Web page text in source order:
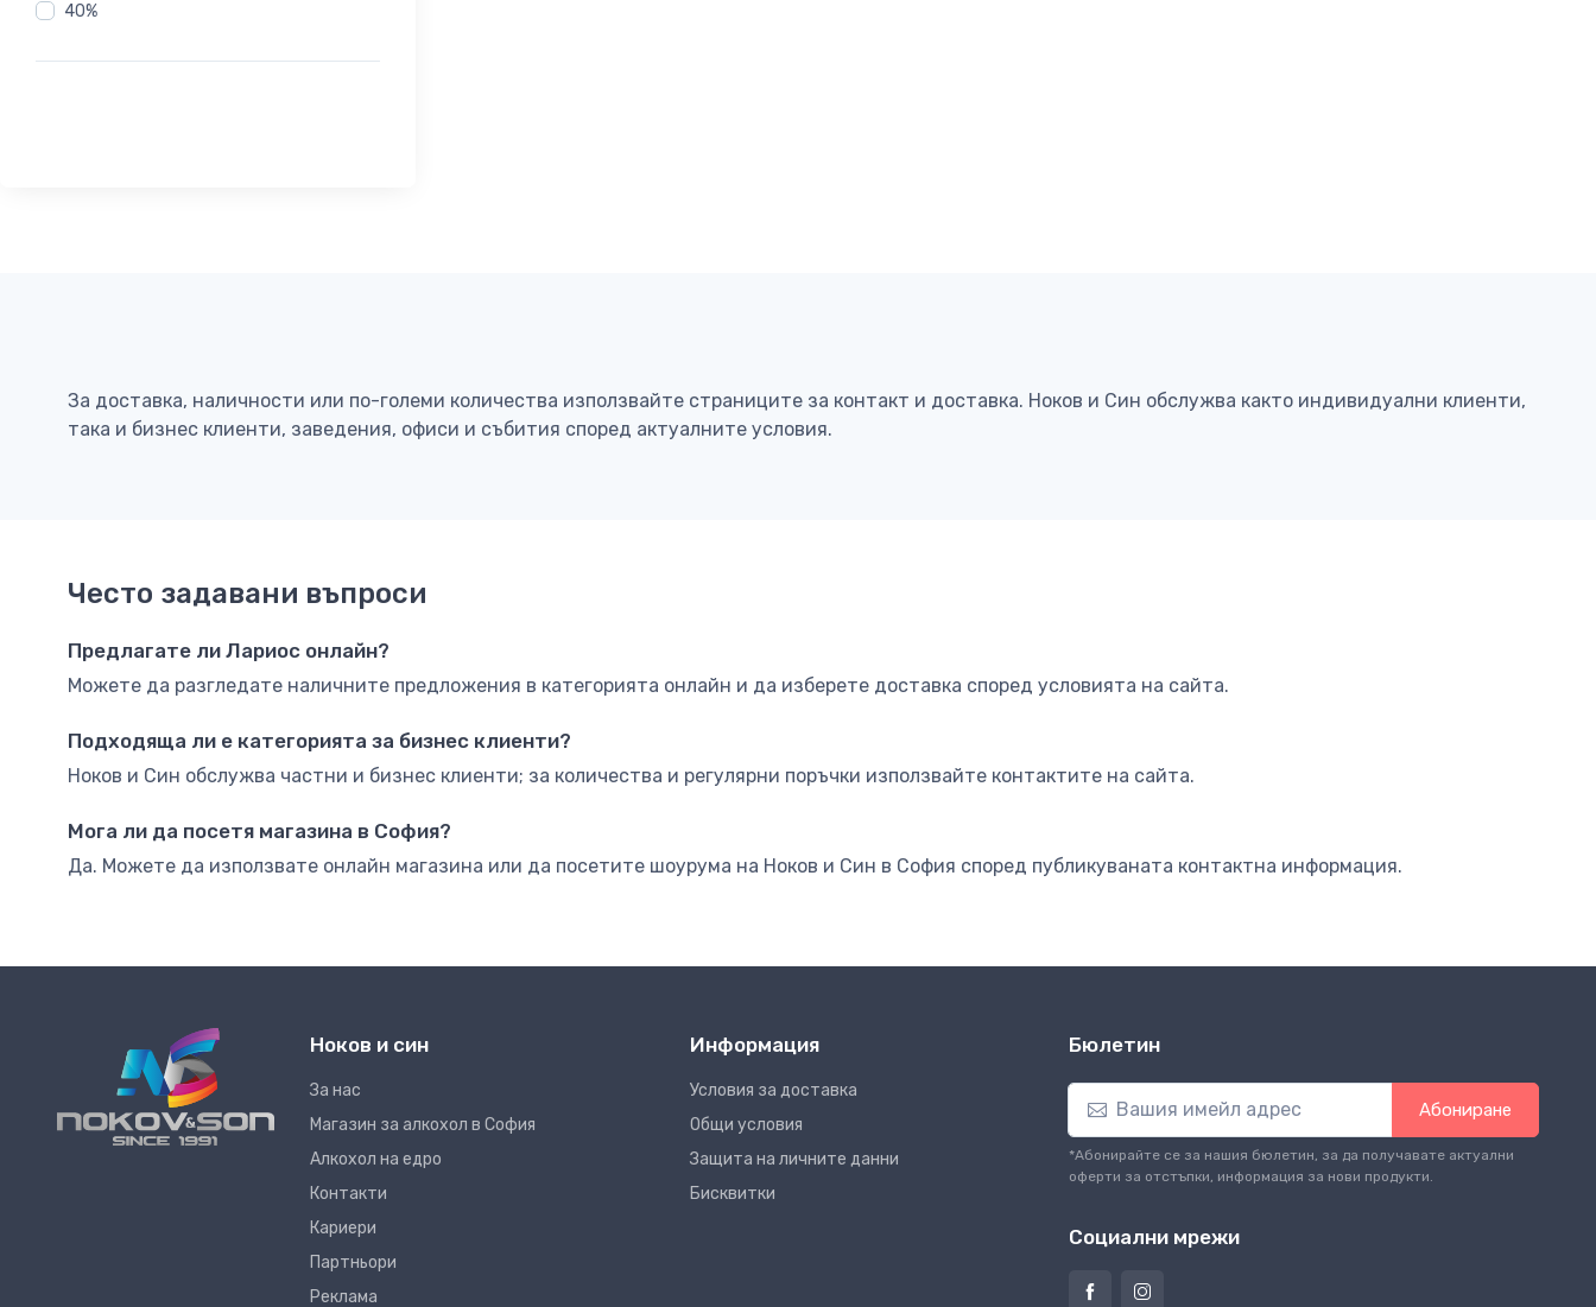
40%
За доставка, наличности или по-големи количества използвайте страниците за контакт и доставка. Ноков и Син обслужва както индивидуални клиенти,
така и бизнес клиенти, заведения, офиси и събития според актуалните условия.
Често задавани въпроси
Предлагате ли Лариос онлайн?
Можете да разгледате наличните предложения в категорията онлайн и да изберете доставка според условията на сайта.
Подходяща ли е категорията за бизнес клиенти?
Ноков и Син обслужва частни и бизнес клиенти; за количества и регулярни поръчки използвайте контактите на сайта.
Мога ли да посетя магазина в София?
Да. Можете да използвате онлайн магазина или да посетите шоурума на Ноков и Син в София според публикуваната контактна информация.
Ноков и син
За нас
Магазин за алкохол в София
Алкохол на едро
Контакти
Кариери
Партньори
Реклама
Информация
Условия за доставка
Общи условия
Защита на личните данни
Бисквитки
Бюлетин
Абониране
*Абонирайте се за нашия бюлетин, за да получавате актуални
оферти за отстъпки, информация за нови продукти.
Социални мрежи